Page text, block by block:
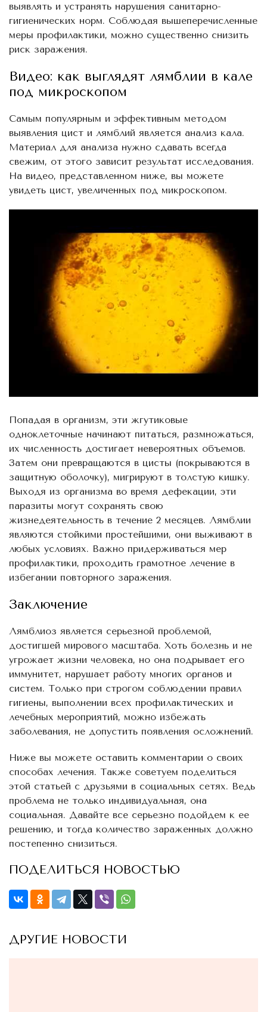
выявлять и устранять нарушения санитарно-
гигиенических норм. Соблюдая вышеперечисленные
меры профилактики, можно существенно снизить
риск заражения.
Видео: как выглядят лямблии в кале
под микроскопом
Самым популярным и эффективным методом
выявления цист и лямблий является анализ кала.
Материал для анализа нужно сдавать всегда
свежим, от этого зависит результат исследования.
На видео, представленном ниже, вы можете
увидеть цист, увеличенных под микроскопом.
Попадая в организм, эти жгутиковые
одноклеточные начинают питаться, размножаться,
их численность достигает невероятных объемов.
Затем они превращаются в цисты (покрываются в
защитную оболочку), мигрируют в толстую кишку.
Выходя из организма во время дефекации, эти
паразиты могут сохранять свою
жизнедеятельность в течение 2 месяцев. Лямблии
являются стойкими простейшими, они выживают в
любых условиях. Важно придерживаться мер
профилактики, проходить грамотное лечение в
избегании повторного заражения.
Заключение
Лямблиоз является серьезной проблемой,
достигшей мирового масштаба. Хоть болезнь и не
угрожает жизни человека, но она подрывает его
иммунитет, нарушает работу многих органов и
систем. Только при строгом соблюдении правил
гигиены, выполнении всех профилактических и
лечебных мероприятий, можно избежать
заболевания, не допустить появления осложнений.
Ниже вы можете оставить комментарии о своих
способах лечения. Также советуем поделиться
этой статьей с друзьями в социальных сетях. Ведь
проблема не только индивидуальная, она
социальная. Давайте все серьезно подойдем к ее
решению, и тогда количество зараженных должно
постепенно снизиться.
ПОДЕЛИТЬСЯ НОВОСТЬЮ
ДРУГИЕ НОВОСТИ